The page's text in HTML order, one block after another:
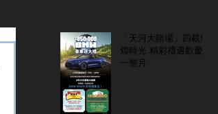
「天河大賭場」四載輝
煌時光 精彩禮遇歡慶
一整月